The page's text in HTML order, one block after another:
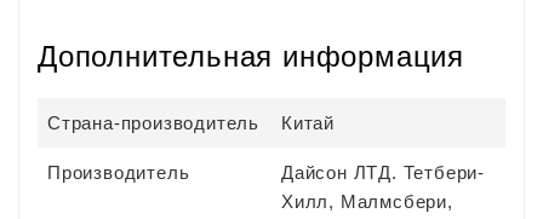
Дополнительная информация
Страна-производитель Китай
Производитель
Дайсон ЛТД. Тетбери-
Хилл, Малмсбери,